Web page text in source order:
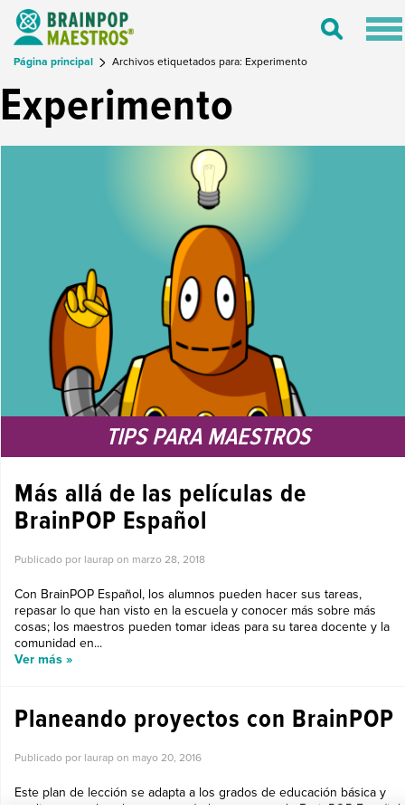
Toggle
Página principal Archivos etiquetados para: Experimento
Experimento
TIPS PARA MAESTROS
Más allá de las películas de
BrainPOP Español
Publicado por laurap on marzo 28, 2018
Con BrainPOP Español, los alumnos pueden hacer sus tareas,
repasar lo que han visto en la escuela y conocer más sobre más
cosas; los maestros pueden tomar ideas para su tarea docente y la
comunidad en...
Ver más »
Planeando proyectos con BrainPOP
Publicado por laurap on mayo 20, 2016
Este plan de lección se adapta a los grados de educación básica y